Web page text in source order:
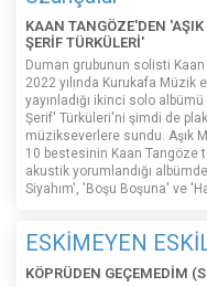
KAAN TANGÖZE'DEN
ŞERİF TÜRKÜLERİ'
Duman grubunun solisti
2022 yılında Kurukafa Müzik
yayınladığı ikinci solo
Şerif' Türküleri'ni şimdi de
müzikseverlere sundu. Aşık
10 bestesinin Kaan Tangöze
akustik yorumlandığı
Siyahım', 'Boşu Boşuna' ve
ESKİMEYEN
KÖPRÜDEN GEÇEMEDİM